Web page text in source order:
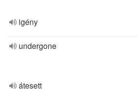
igény
undergone
átesett